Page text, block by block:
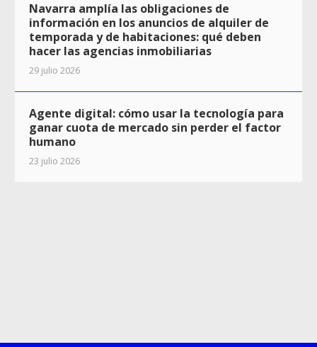
Navarra amplía las obligaciones de
información en los anuncios de alquiler de
temporada y de habitaciones: qué deben
hacer las agencias inmobiliarias
29 julio 2026
Agente digital: cómo usar la tecnología para
ganar cuota de mercado sin perder el factor
humano
23 julio 2026